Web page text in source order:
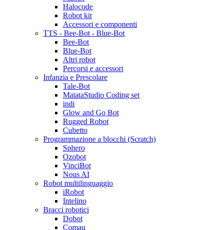
Halocode
Robot kit
Accessori e componenti
TTS - Bee-Bot - Blue-Bot
Bee-Bot
Blue-Bot
Altri robot
Percorsi e accessori
Infanzia e Prescolare
Tale-Bot
MatataStudio Coding set
indi
Glow and Go Bot
Rugged Robot
Cubetto
Programmazione a blocchi (Scratch)
Sphero
Ozobot
VinciBot
Nous AI
Robot multilinguaggio
iRobot
Intelino
Bracci robotici
Dobot
Comau